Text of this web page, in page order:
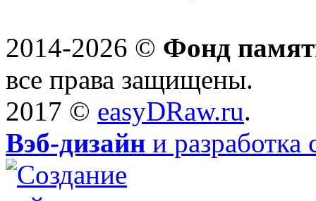
2014-2026 © Фонд
все права защищены.
2017 © easyDRaw.ru.
Вэб-дизайн и разработка